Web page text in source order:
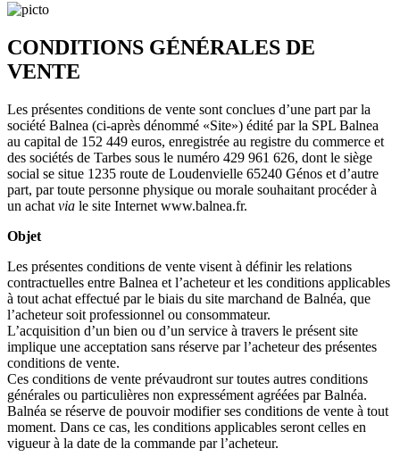
CONDITIONS GÉNÉRALES DE
VENTE
Les présentes conditions de vente sont conclues d’une part par la
société Balnea (ci-après dénommé «Site») édité par la SPL Balnea
au capital de 152 449 euros, enregistrée au registre du commerce et
des sociétés de Tarbes sous le numéro 429 961 626, dont le siège
social se situe 1235 route de Loudenvielle 65240 Génos et d’autre
part, par toute personne physique ou morale souhaitant procéder à
un achat via le site Internet www.balnea.fr.
Objet
Les présentes conditions de vente visent à définir les relations
contractuelles entre Balnea et l’acheteur et les conditions applicables
à tout achat effectué par le biais du site marchand de Balnéa, que
l’acheteur soit professionnel ou consommateur.
L’acquisition d’un bien ou d’un service à travers le présent site
implique une acceptation sans réserve par l’acheteur des présentes
conditions de vente.
Ces conditions de vente prévaudront sur toutes autres conditions
générales ou particulières non expressément agréées par Balnéa.
Balnéa se réserve de pouvoir modifier ses conditions de vente à tout
moment. Dans ce cas, les conditions applicables seront celles en
vigueur à la date de la commande par l’acheteur.